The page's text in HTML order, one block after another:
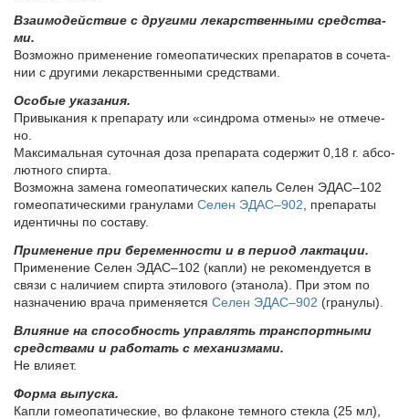
Взаи­мо­дей­ствие с дру­ги­ми ле­кар­ствен­ны­ми сред­ства­
ми.
Воз­мож­но при­ме­не­ние го­мео­па­ти­че­ских пре­па­ра­тов в со­че­та­
нии с дру­ги­ми ле­кар­ствен­ны­ми сред­ства­ми.
Осо­бые ука­за­ния.
При­вы­ка­ния к пре­па­ра­ту или «синд­ро­ма от­ме­ны» не от­ме­че­
но.
Мак­си­маль­ная су­точ­ная до­за пре­па­ра­та со­дер­жит 0,18 г. аб­со­
лют­но­го спир­та.
Воз­мож­на за­ме­на го­мео­па­ти­че­ских ка­пель Се­лен ЭДАС–102
го­мео­па­ти­че­ски­ми гра­ну­ла­ми Се­лен ЭДАС–902 , пре­па­ра­ты
иден­тич­ны по со­ста­ву.
При­ме­не­ние при бе­ре­мен­но­сти и в пе­ри­од лак­та­ции.
При­ме­не­ние Се­лен ЭДАС–102 (кап­ли) не ре­ко­мен­ду­ет­ся в
свя­зи с на­ли­чи­ем спир­та эти­ло­во­го (эта­но­ла). При этом по
назна­че­нию вра­ча при­ме­ня­ет­ся Се­лен ЭДАС–902 (гра­ну­лы).
Влия­ние на спо­соб­ность управ­лять транс­порт­ны­ми
сред­ства­ми и ра­бо­тать с ме­ха­низ­ма­ми.
Не вли­я­ет.
Фор­ма вы­пус­ка.
Ка­пли го­мео­па­ти­че­ские, во фла­ко­не тем­но­го стек­ла (25 мл),